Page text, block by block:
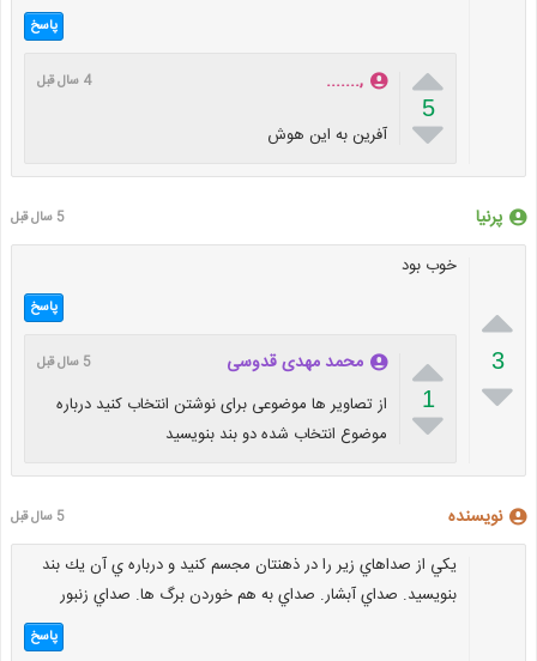
پاسخ

5

,....... 4 سال قبل
آفرین به این هوش
پرنیا 5 سال قبل

3

خوب بود
پاسخ

1

محمد مهدی قدوسی 5 سال قبل
از تصاویر ها موضوعی برای نوشتن انتخاب کنید درباره
موضوع انتخاب شده دو بند بنویسید
نویسنده 5 سال قبل
يكي از صداهاي زير را در ذهنتان مجسم كنيد و درباره ي آن يك بند
بنويسيد. صداي آبشار. صداي به هم خوردن برگ ها. صداي زنبور
پاسخ